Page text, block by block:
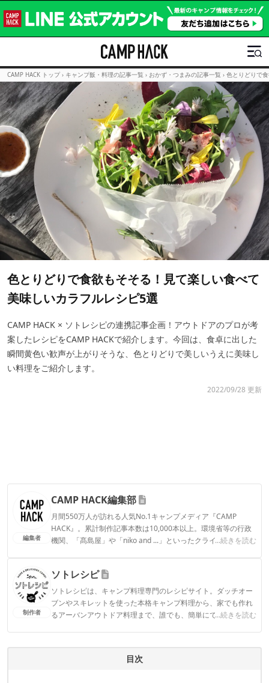
CAMP HACK トップ › キャンプ飯・料理の記事一覧 › おかず・つまみの記事一覧 › 色とりどりで
色とりどりで食欲もそそる！見て楽しい食べて
美味しいカラフルレシピ5選
CAMP HACK × ソトレシピの連携記事企画！アウトドアのプロが考
案したレシピをCAMP HACKで紹介します。今回は、食卓に出した
瞬間黄色い歓声が上がりそうな、色とりどりで美しいうえに美味し
い料理をご紹介します。
2022/09/28 更新
編集者
CAMP HACK編集部
月間550万人が訪れる人気No.1キャンプメディア『CAMP
HACK』。累計制作記事本数は10,000本以上。環境省等の行政
機関、「髙島屋」や「niko and ...」といったクライアントとの
...続きを読む
CAMP HACK編集部のプロフィール
制作者
ソトレシピ
ソトレシピは、キャンプ料理専門のレシピサイト。ダッチオー
ブンやスキレットを使った本格キャンプ料理から、家でも作れ
るアーバンアウトドア料理まで、誰でも、簡単にできて、しか
...続きを読む
目次